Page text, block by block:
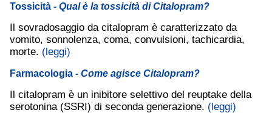
Tossicità - Qual è la tossicità di Citalopram?
Il sovradosaggio da citalopram è caratterizzato da
vomito, sonnolenza, coma, convulsioni, tachicardia,
morte. (leggi)
Farmacologia - Come agisce Citalopram?
Il citalopram è un inibitore selettivo del reuptake della
serotonina (SSRI) di seconda generazione. (leggi)